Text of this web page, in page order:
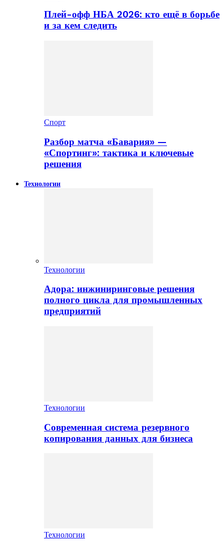
Плей-офф НБА 2026: кто ещё в борьбе
и за кем следить
Спорт
Разбор матча «Бавария» —
«Спортинг»: тактика и ключевые
решения
Технологии
Технологии
Адора: инжиниринговые решения
полного цикла для промышленных
предприятий
Технологии
Современная система резервного
копирования данных для бизнеса
Технологии